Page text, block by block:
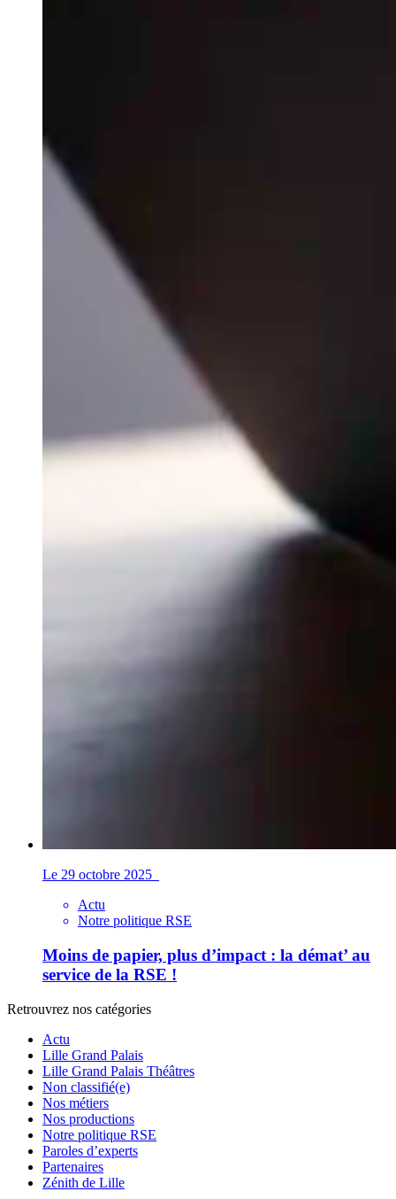
Le 29 octobre 2025
Actu
Notre politique RSE
Moins de papier, plus d’impact : la démat’ au
service de la RSE !
Retrouvrez nos catégories
Actu
Lille Grand Palais
Lille Grand Palais Théâtres
Non classifié(e)
Nos métiers
Nos productions
Notre politique RSE
Paroles d’experts
Partenaires
Zénith de Lille